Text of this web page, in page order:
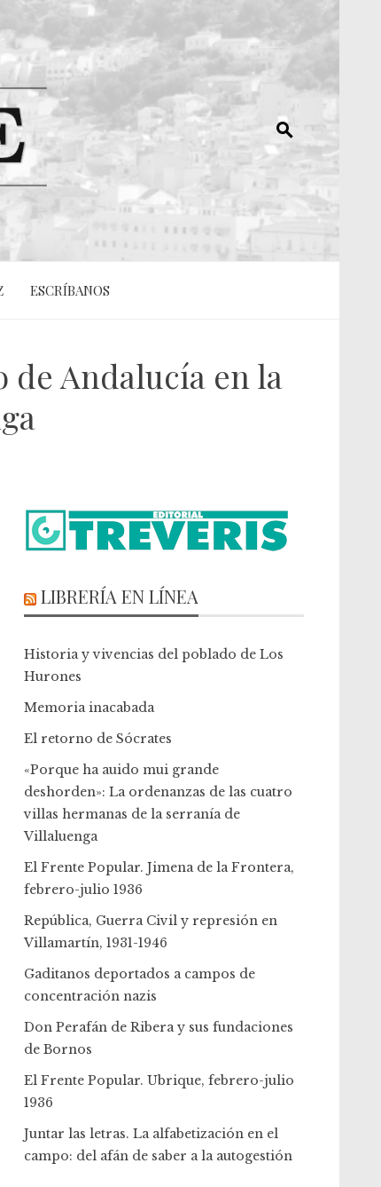
ESCRÍBANOS
de Andalucía en la
LIBRERÍA EN LÍNEA
Historia y vivencias del poblado de Los
Hurones
Memoria inacabada
El retorno de Sócrates
«Porque ha auido mui grande
deshorden»: La ordenanzas de las cuatro
villas hermanas de la serranía de
Villaluenga
El Frente Popular. Jimena de la Frontera,
febrero-julio 1936
República, Guerra Civil y represión en
Villamartín, 1931-1946
Gaditanos deportados a campos de
concentración nazis
Don Perafán de Ribera y sus fundaciones
de Bornos
El Frente Popular. Ubrique, febrero-julio
1936
Juntar las letras. La alfabetización en el
campo: del afán de saber a la autogestión